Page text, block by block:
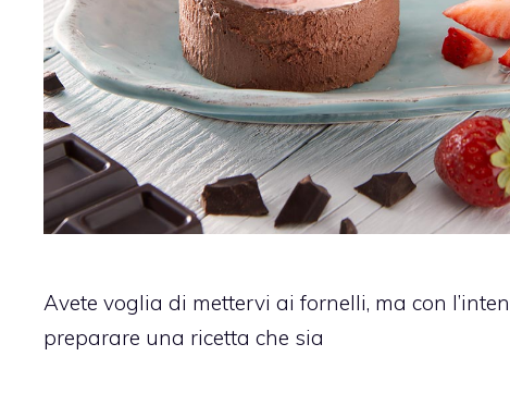
Avete voglia di mettervi ai fornelli, ma con
preparare una ricetta che sia